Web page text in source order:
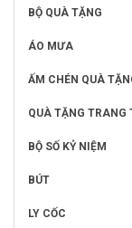
BỘ QUÀ TẶNG
ÁO MƯA
ẤM CHÉN QUÀ
QUÀ TẶNG TRANG
BỘ SỐ KỶ NIỆM
BÚT
LY CỐC